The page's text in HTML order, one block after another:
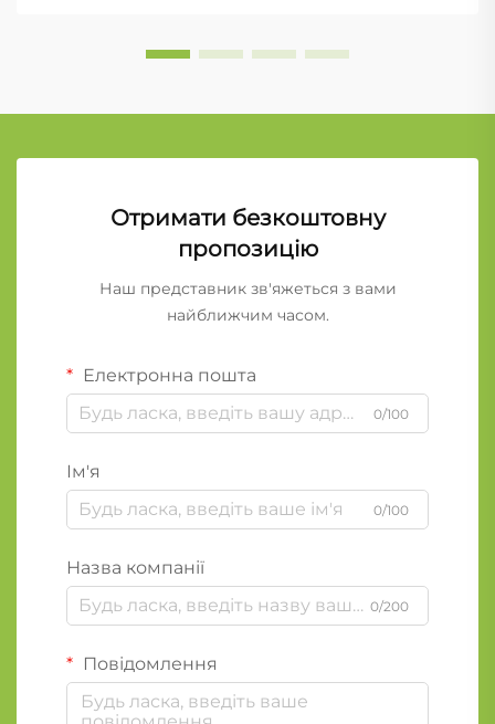
Отримати безкоштовну
пропозицію
Наш представник зв'яжеться з вами
найближчим часом.
Електронна пошта
0/100
Ім'я
0/100
Назва компанії
0/200
Повідомлення